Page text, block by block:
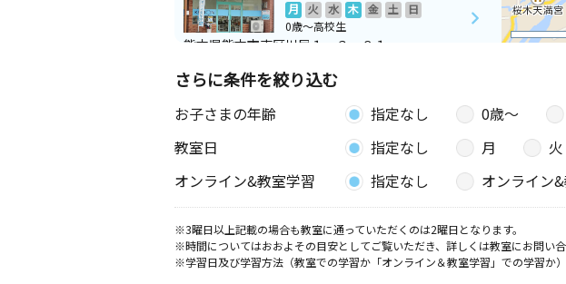
月 火 水 木 金 土
日
0歳～高校生
熊本県熊本市南区川尻１－３－８１
笛田３丁目教室
木 金 土 日
熊本県熊本市南区御幸笛田３丁目５番３６号
薄場教室
0歳～高校生
熊本県熊本市南区薄場１丁目１４－１０（仁愛幼
育園内別棟）
さらに条件を絞り込む
お子さまの年齢 指定なし 0歳〜
教室日
指定なし 月 火
オンライン&教室学習
指定なし オンライン
※3曜日以上記載の場合も教室に通っていただくのは2曜日となります。
※時間についてはおおよその目安としてご覧いただき、詳しくは教室にお問い
※学習日及び学習方法（教室での学習か「オンライン＆教室学習」での学習か